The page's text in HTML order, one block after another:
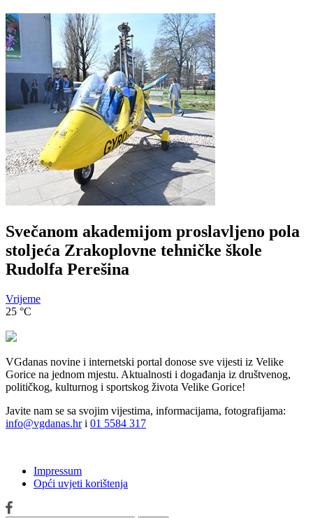
Svečanom akademijom proslavljeno pola
stoljeća Zrakoplovne tehničke škole
Rudolfa Perešina
Vrijeme
25 °C
VGdanas novine i internetski portal donose sve vijesti iz Velike
Gorice na jednom mjestu. Aktualnosti i događanja iz društvenog,
političkog, kulturnog i sportskog života Velike Gorice!
Javite nam se sa svojim vijestima, informacijama, fotografijama:
info@vgdanas.hri 01 5584 317
Impressum
Opći uvjeti korištenja